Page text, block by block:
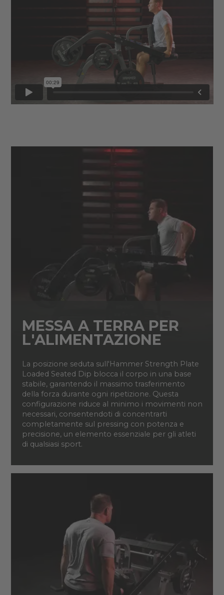
MESSA A TERRA PER
L'ALIMENTAZIONE
La posizione seduta sull'Hammer Strength Plate
Loaded Seated Dip blocca il corpo in una base
stabile, garantendo il massimo trasferimento
della forza durante ogni ripetizione. Questa
configurazione riduce al minimo i movimenti non
necessari, consentendoti di concentrarti
completamente sul pressing con potenza e
precisione, un elemento essenziale per gli atleti
di qualsiasi sport.